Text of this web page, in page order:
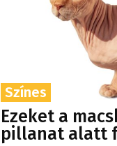
Színes
Ezeket a
pillanat alatt